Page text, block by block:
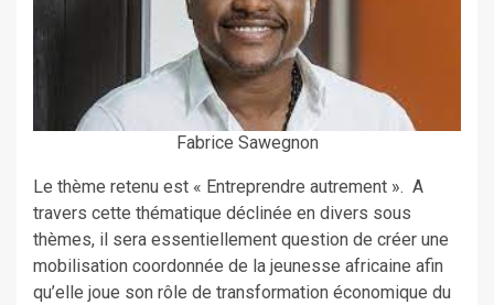
Fabrice Sawegnon
Le thème retenu est « Entreprendre autrement ». A
travers cette thématique déclinée en divers sous
thèmes, il sera essentiellement question de créer une
mobilisation coordonnée de la jeunesse africaine afin
qu’elle joue son rôle de transformation économique du